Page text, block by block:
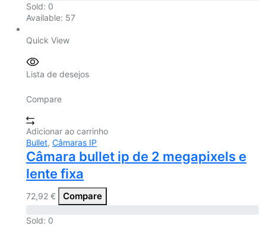
Sold: 0
Available: 57
Quick View
Lista de desejos
Compare
Adicionar ao carrinho
Bullet, Câmaras IP
Câmara bullet ip de 2 megapixels e
lente fixa
72,92 € Compare
Sold: 0